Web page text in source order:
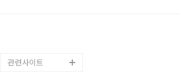
관련사이트